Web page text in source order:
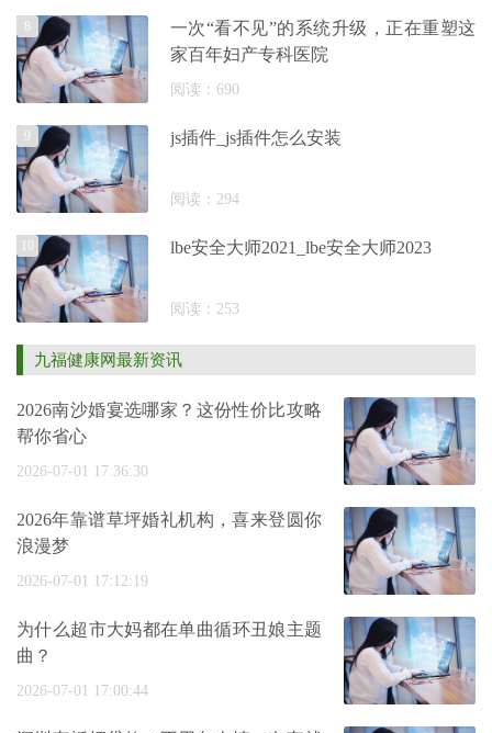
一次“看不见”的系统升级，正在重塑这
家百年妇产专科医院
阅读：690
js插件_js插件怎么安装
阅读：294
9
lbe安全大师2021_lbe安全大师2023
阅读：253
九福健康网最新资讯
2026南沙婚宴选哪家？这份性价比攻略
帮你省心
2026-07-01 17:36:30
2026年靠谱草坪婚礼机构，喜来登圆你
浪漫梦
2026-07-01 17:12:19
为什么超市大妈都在单曲循环丑娘主题
曲？
2026-07-01 17:00:44